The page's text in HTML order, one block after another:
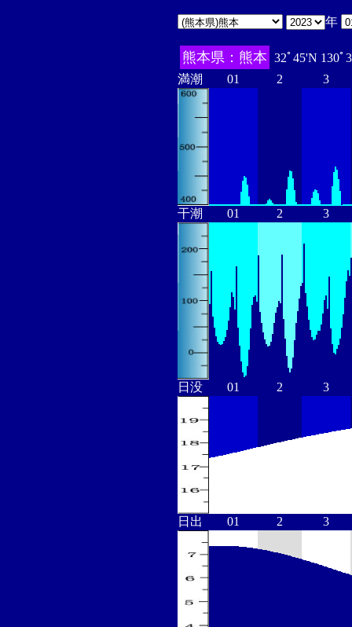
年
熊本県：熊本 32ﾟ45'N 130ﾟ
満潮
01 2 3
干潮 01 2 3
日没 01 2 3
日出 01 2 3